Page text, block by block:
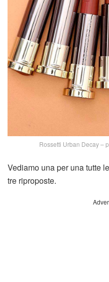
Rossetti Urban Decay –
Vediamo una per una tutte
tre riproposte.